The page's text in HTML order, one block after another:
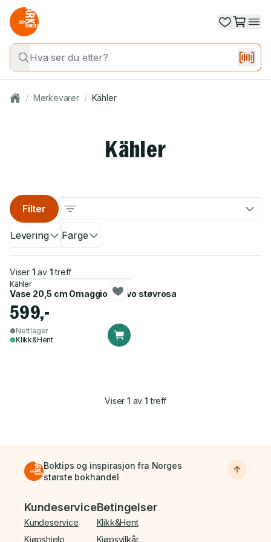
/ Merkevarer / Kähler
Kähler
Levering Farge
Filter
Viser 1 av 1 treff
Kähler
Vase 20,5 cm Omaggio Nuovo støvrosa
599,-
Nettlager
Klikk&Hent
Viser1 av 1 treff
Boktips og inspirasjon fra Norges
største bokhandel
Bunnmeny
Kundeservice
Kundeservice
Kjøpshjelp
Betingelser
Klikk&Hent
Kjøpsvilkår